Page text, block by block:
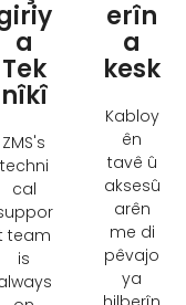
a
Tek
nîkî
ZMS's
techni
cal
team
is
erîn
a
kesk
Kabloy
ên
tavê û
aksesû
arên
me di
pêvajo
ya